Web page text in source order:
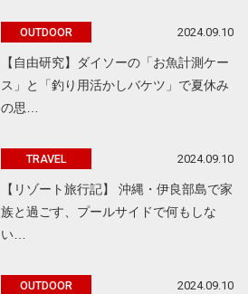
OUTDOOR 2024.09.10
【自由研究】ダイソーの「お魚計測ケー
ス」と「釣り用活かしバケツ」で夏休み
の思…
TRAVEL 2024.09.10
【リゾート旅行記】 沖縄・伊良部島で家
族と過ごす、プールサイドで何もしな
い…
OUTDOOR 2024.09.10